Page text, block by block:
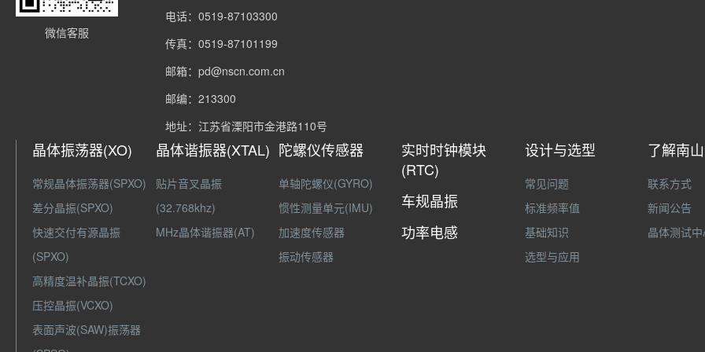
微信客服
电话：0519-87103300
传真：0519-87101199
邮箱：pd@nscn.com.cn
邮编：213300
地址：江苏省溧阳市金港路110号
晶体振荡器(XO)
常规晶体振荡器(SPXO)
差分晶振(SPXO)
快速交付有源晶振
(SPXO)
高精度温补晶振(TCXO)
压控晶振(VCXO)
表面声波(SAW)振荡器
晶体谐振器(XTAL)
贴片音叉晶振
(32.768khz)
MHz晶体谐振器(AT)
陀螺仪传感器
单轴陀螺仪(GYRO)
惯性测量单元(IMU)
加速度传感器
振动传感器
实时时钟模块
(RTC)
车规晶振
功率电感
设计与选型
常见问题
标准频率值
基础知识
选型与应用
了解南山
联系方式
新闻公告
晶体测试